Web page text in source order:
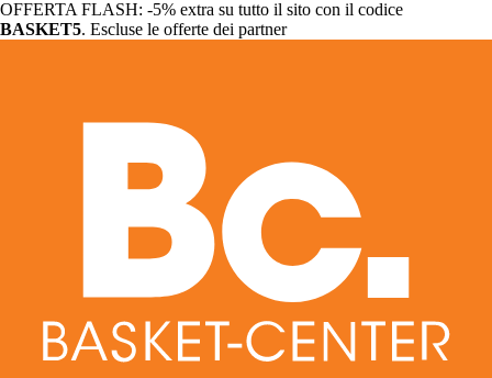
OFFERTA FLASH: -5% extra su tutto il sito con il codice
BASKET5. Escluse le offerte dei partner